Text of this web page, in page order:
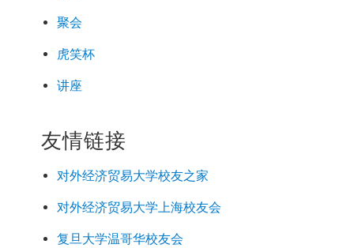
聚会
虎笑杯
讲座
友情链接
对外经济贸易大学校友之家
对外经济贸易大学上海校友会
复旦大学温哥华校友会